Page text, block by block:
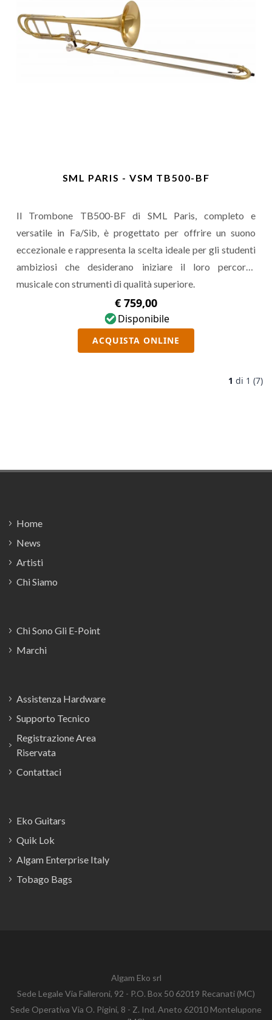
SML PARIS - VSM TB500-BF
Il Trombone TB500-BF di SML Paris, completo e
versatile in Fa/Sib, è progettato per offrire un suono
eccezionale e rappresenta la scelta ideale per gli studenti
ambiziosi che desiderano iniziare il loro percorso
musicale con strumenti di qualità superiore.
€ 759,00
Disponibile
ACQUISTA ONLINE
1 di 1 (7)
Home
News
Artisti
Chi Siamo
Chi Sono Gli E-Point
Marchi
Assistenza Hardware
Supporto Tecnico
Registrazione Area
Riservata
Contattaci
Eko Guitars
Quik Lok
Algam Enterprise Italy
Tobago Bags
Algam Eko srl
Sede Legale Via Falleroni, 92 - P.O. Box 50 62019 Recanati (MC)
Sede Operativa Via O. Pigini, 8 - Z. Ind. Aneto 62010 Montelupone